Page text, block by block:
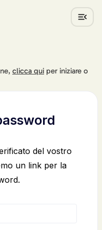
clicca qui per iniziare o
del vostro
un link per la